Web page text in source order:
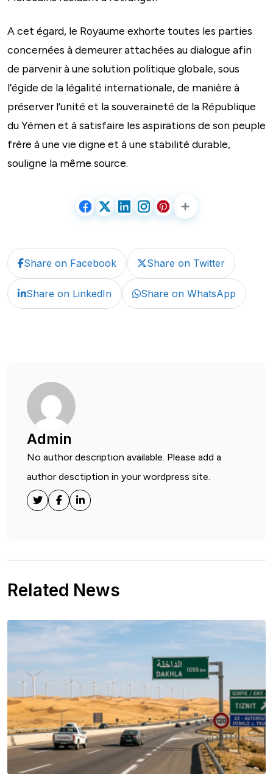
A cet égard, le Royaume exhorte toutes les parties
concernées à demeurer attachées au dialogue afin
de parvenir à une solution politique globale, sous
l’égide de la légalité internationale, de manière à
préserver l’unité et la souveraineté de la République
du Yémen et à satisfaire les aspirations de son peuple
frère à une vie digne et à une stabilité durable,
souligne la même source.
Share on Facebook Share on Twitter
Share on LinkedIn Share on WhatsApp
Admin
No author description available. Please add a
author desctiption in your wordpress site.
Related News